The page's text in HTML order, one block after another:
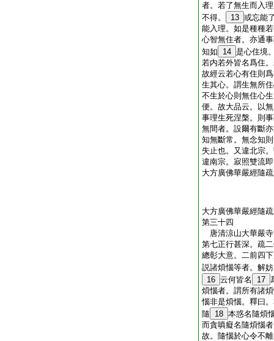
者。若了無生而入
不得。
13 或忘能
能入理。如是種種
心智無住者。亦通
知如
14 是心住境
若内若外皆名爲住
故經云若心有住則
生其心。謂生無所
不生於心則無住心
便。故大品云。以
事理生死涅槃。則
無間者。設爾有斷
知無斷常。無念知
失止也。又違北宗
違南宗。寂照雙流
大方廣佛華嚴經隨
大方廣佛華嚴經隨
第三十四
唐清涼山大華嚴
第七正行甚深。疏
總彰大意。二前四
説諸煩惱等者。解
16 云何皆名 17
煩惱者。謂所有諸
惱非是煩惱。釋曰
隨
18 本惑名隨煩
而貪嗔癡名隨煩惱
故。隨惱於心令不